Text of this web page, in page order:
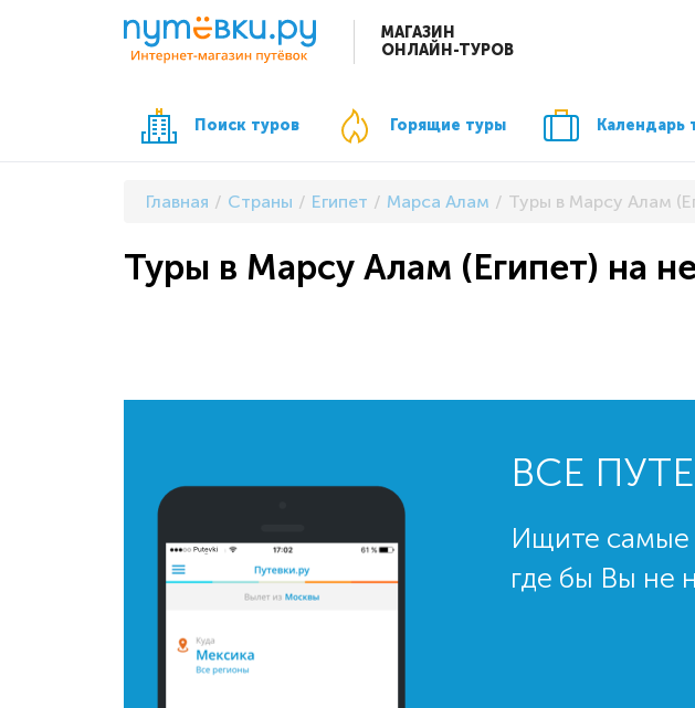
МАГАЗИН
ОНЛАЙН-ТУРОВ
Поиск туров Горящие туры Календарь
Главная Страны Египет Марса Алам Туры в Марсу Алам
Туры в Марсу Алам (Египет) на
ВСЕ
Ищите самые
где бы Вы не